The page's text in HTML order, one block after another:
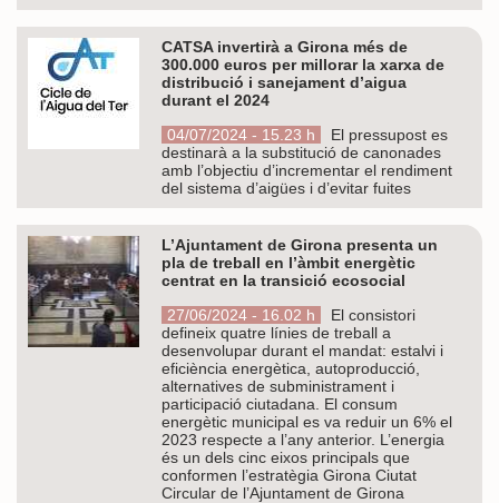
CATSA invertirà a Girona més de
300.000 euros per millorar la xarxa de
distribució i sanejament d’aigua
durant el 2024
04/07/2024 - 15.23 h
El pressupost es
destinarà a la substitució de canonades
amb l’objectiu d’incrementar el rendiment
del sistema d’aigües i d’evitar fuites
L’Ajuntament de Girona presenta un
pla de treball en l’àmbit energètic
centrat en la transició ecosocial
27/06/2024 - 16.02 h
El consistori
defineix quatre línies de treball a
desenvolupar durant el mandat: estalvi i
eficiència energètica, autoproducció,
alternatives de subministrament i
participació ciutadana. El consum
energètic municipal es va reduir un 6% el
2023 respecte a l’any anterior. L’energia
és un dels cinc eixos principals que
conformen l’estratègia Girona Ciutat
Circular de l’Ajuntament de Girona